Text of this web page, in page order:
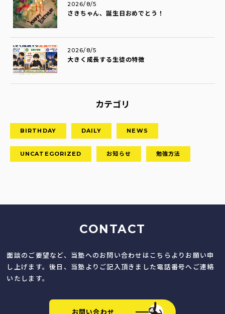
さきちゃん、誕生日おめでとう！
2026/8/5
大きく成長する生徒の特徴
2026/8/5
カテゴリ
BIRTHDAY DAILY NEWS
UNCATEGORIZED お知らせ 勉強方法
CONTACT
面談のご要望など、当塾へのお問い合わせはこちらよりお願い申
し上げます。後日、当塾よりご記入頂きました電話番号へご連絡
いたします。
お問い合わせ